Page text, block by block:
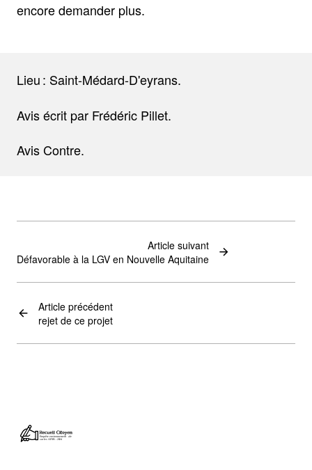
encore demander plus.
Lieu : Saint-Médard-D'eyrans.
Avis écrit par Frédéric Pillet.
Avis Contre.
Article précédent
rejet de ce projet
Article suivant
Défavorable à la LGV en Nouvelle Aquitaine